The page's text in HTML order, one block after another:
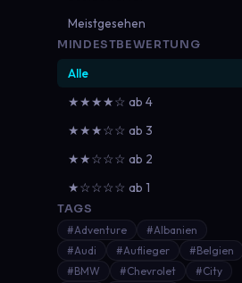
Meistgesehen
MINDESTBEWERTUNG
Alle
★★★★☆ ab 4
★★★☆☆ ab 3
★★☆☆☆ ab 2
★☆☆☆☆ ab 1
TAGS
#Adventure
#Albanien
#Audi
#Auflieger
#Belgien
#BMW
#Chevrolet
#City